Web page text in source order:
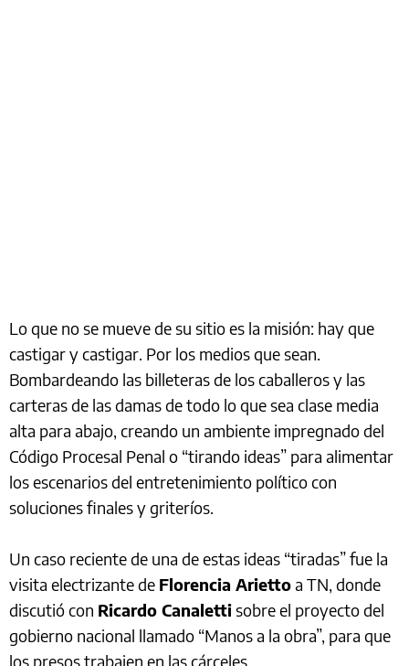
Lo que no se mueve de su sitio es la misión: hay que
castigar y castigar. Por los medios que sean.
Bombardeando las billeteras de los caballeros y las
carteras de las damas de todo lo que sea clase media
alta para abajo, creando un ambiente impregnado del
Código Procesal Penal o “tirando ideas” para alimentar
los escenarios del entretenimiento político con
soluciones finales y griteríos.
Un caso reciente de una de estas ideas “tiradas” fue la
visita electrizante de Florencia Ariettoa TN, donde
discutió con Ricardo Canalettisobre el proyecto del
gobierno nacional llamado “Manos a la obra”, para que
los presos trabajen en las cárceles.